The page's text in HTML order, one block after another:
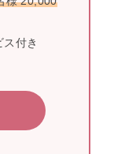
ス付き